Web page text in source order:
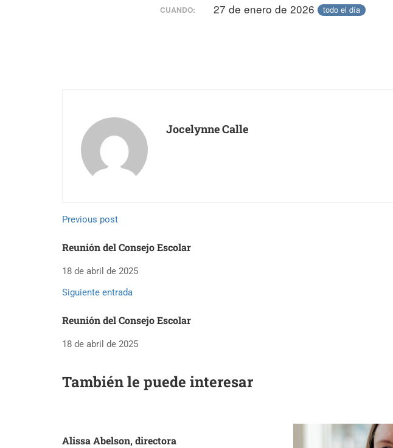
CUANDO: 27 de enero de 2026 todo el día
Jocelynne Calle
Previous post
Reunión del Consejo Escolar
18 de abril de 2025
Siguiente entrada
Reunión del Consejo Escolar
18 de abril de 2025
También le puede interesar
Alissa Abelson, directora